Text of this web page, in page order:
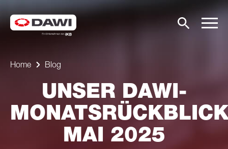
Home Blog
UNSER DAWI-
MAI 2025